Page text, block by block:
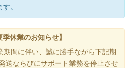
。
季休業のお知らせ】
期間に伴い、誠に勝手ながら下記期
送ならびにサポート業務を停止させ